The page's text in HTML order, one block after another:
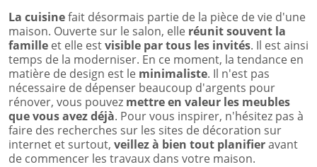
La cuisinefait désormais partie de la pièce de vie d'une
maison. Ouverte sur le salon, elle réunit souvent la
famille et elle estvisible par tous les invités. Il est ainsi
temps de la moderniser. En ce moment, la tendance en
matière de design est le minimaliste. Il n'est pas
nécessaire de dépenser beaucoup d'argents pour
rénover, vous pouvez mettre en valeur les meubles
que vous avez déjà. Pour vous inspirer, n'hésitez pas à
faire des recherches sur les sites de décoration sur
internet et surtout, veillez à bien tout planifieravant
de commencer les travaux dans votre maison.